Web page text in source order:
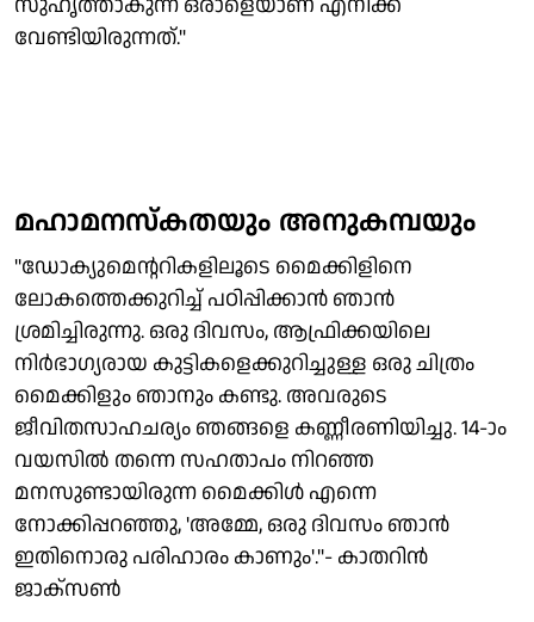
വേണ്ടിയിരുന്നത്.''
മഹാമനസ്‌കതയും അനുകമ്പയും
''ഡോക്യുമെന്ററികളിലൂടെ മൈക്കിളിനെ
ലോകത്തെക്കുറിച്ച് പഠിപ്പിക്കാന്‍ ഞാന്‍
ശ്രമിച്ചിരുന്നു. ഒരു ദിവസം, ആഫ്രിക്കയിലെ
നിര്‍ഭാഗ്യരായ കുട്ടികളെക്കുറിച്ചുള്ള ഒരു ചിത്രം
മൈക്കിളും ഞാനും കണ്ടു. അവരുടെ
ജീവിതസാഹചര്യം ഞങ്ങളെ കണ്ണീരണിയിച്ചു. 14-ാം
വയസില്‍ തന്നെ സഹതാപം നിറഞ്ഞ
മനസുണ്ടായിരുന്ന മൈക്കിള്‍ എന്നെ
നോക്കിപ്പറഞ്ഞു, 'അമ്മേ, ഒരു ദിവസം ഞാന്‍
ഇതിനൊരു പരിഹാരം കാണും'.''- കാതറിന്‍
ജാക്സണ്‍